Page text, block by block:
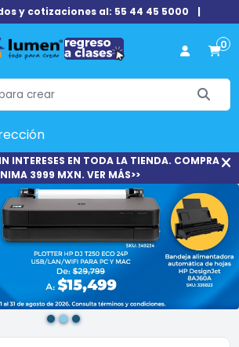
y cotizaciones al: 55 44 45 5000 |
0
INTERESES EN TODA LA TIENDA. COMPRA
3999 MXN. VER MÁS>>